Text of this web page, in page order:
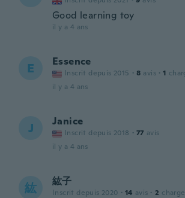
Good learning toy
il y a 4 ans
E Essence
Inscrit depuis 2015 · 8 avis · 1
il y a 4 ans
J Janice
Inscrit depuis 2018 · 77 avis
il y a 4 ans
紘 紘子
Inscrit depuis 2020 · 14 avis · 2